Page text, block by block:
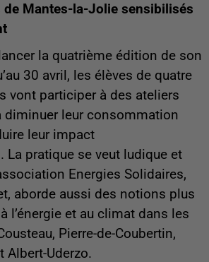
de Mantes-la-Jolie sensibilisés
la quatrième édition de son
30 avril, les élèves de quatre
vont participer à des ateliers
diminuer leur consommation
leur impact
La pratique se veut ludique et
Energies Solidaires,
aborde aussi des notions plus
l’énergie et au climat dans les
Pierre-de-Coubertin,
Albert-Uderzo.